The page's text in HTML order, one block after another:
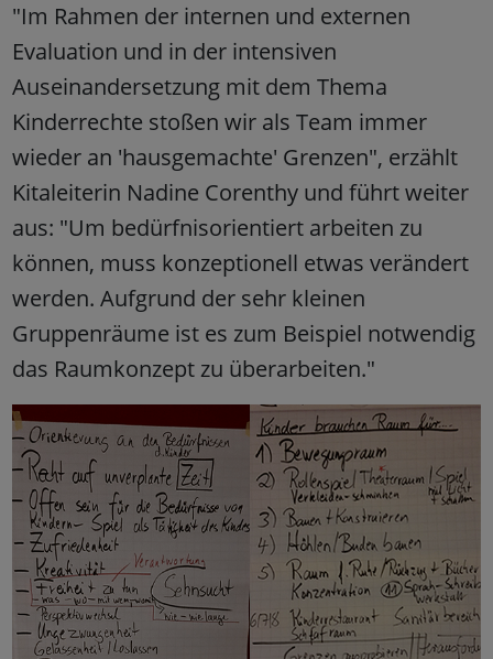
"Im Rahmen der internen und externen
Evaluation und in der intensiven
Auseinandersetzung mit dem Thema
Kinderrechte stoßen wir als Team immer
wieder an 'hausgemachte' Grenzen", erzählt
Kitaleiterin Nadine Corenthy und führt weiter
aus: "Um bedürfnisorientiert arbeiten zu
können, muss konzeptionell etwas verändert
werden. Aufgrund der sehr kleinen
Gruppenräume ist es zum Beispiel notwendig
das Raumkonzept zu überarbeiten."